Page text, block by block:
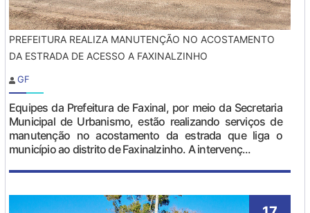
PREFEITURA REALIZA MANUTENÇÃO NO ACOSTAMENTO
DA ESTRADA DE ACESSO A FAXINALZINHO
GF
Equipes da Prefeitura de Faxinal, por meio da Secretaria
Municipal de Urbanismo, estão realizando serviços de
manutenção no acostamento da estrada que liga o
município ao distrito de Faxinalzinho. A intervenç...